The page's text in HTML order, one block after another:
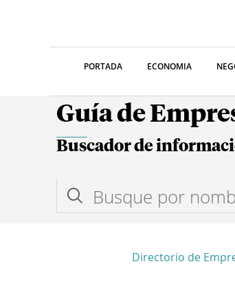
PORTADA ECONOMIA
Guía de
Buscador de
Directorio de